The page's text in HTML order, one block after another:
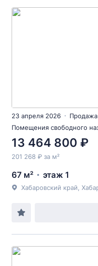
23 апреля 2026
Продажа
Помещения свободного
13 464 800 ₽
201 268 ₽ за м²
67 м² этаж 1
Хабаровский край,